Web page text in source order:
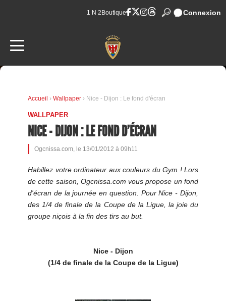
1 N 2 Boutique Connexion
Accueil › Wallpaper › Nice - Dijon : Le fond d'écran
WALLPAPER
NICE - DIJON : LE FOND D'ÉCRAN
Ogcnissa.com, le 13/01/2012 à 09h11
Habillez votre ordinateur aux couleurs du Gym ! Lors
de cette saison, Ogcnissa.com vous propose un fond
d'écran de la journée en question. Pour Nice - Dijon,
des 1/4 de finale de la Coupe de la Ligue, la joie du
groupe niçois à la fin des tirs au but.
Nice - Dijon
(1/4 de finale de la Coupe de la Ligue)